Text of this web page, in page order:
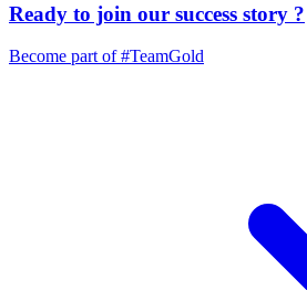
Ready to join our success story ?
Become part of#TeamGold